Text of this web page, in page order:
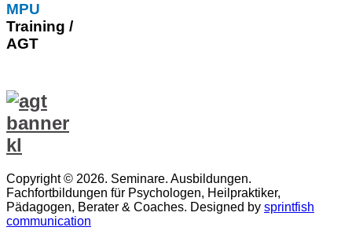
MPU
Training /
AGT
Copyright © 2026. Seminare. Ausbildungen.
Fachfortbildungen für Psychologen, Heilpraktiker,
Pädagogen, Berater & Coaches. Designed by sprintfish
communication